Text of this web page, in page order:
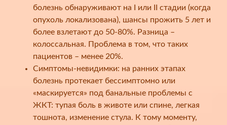
болезнь обнаруживают на I или II стадии (когда
опухоль локализована), шансы прожить 5 лет и
более взлетают до 50-80%. Разница –
колоссальная. Проблема в том, что таких
пациентов – менее 20%.
Симптомы-невидимки: на ранних этапах
болезнь протекает бессимптомно или
«маскируется» под банальные проблемы с
ЖКТ: тупая боль в животе или спине, легкая
тошнота, изменение стула. К тому моменту,